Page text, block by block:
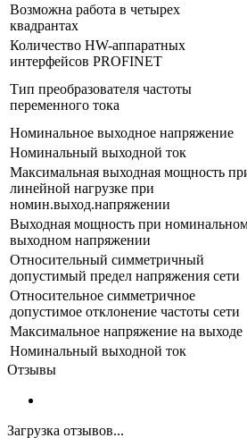
Возможна работа в четырех
квадрантах
Количество HW-аппаратных
интерфейсов PROFINET
Тип преобразователя частоты
переменного тока
Номинальное выходное напряжение
Номинальный выходной ток
Максимальная выходная мощность
линейной нагрузке при
номин.выход.напряжении
Выходная мощность при
выходном напряжении
Относительный симметричный
допустимый предел напряжения сети
Относительное симметричное
допустимое отклонение частоты сети
Максимальное напряжение на выходе
Номинальный выходной ток
Отзывы
Загрузка отзывов...